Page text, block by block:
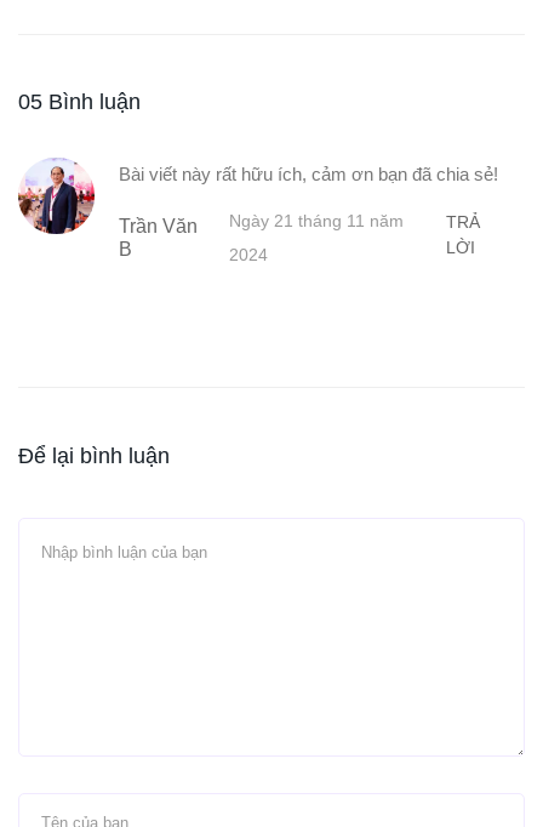
05 Bình luận
Bài viết này rất hữu ích, cảm ơn bạn đã chia sẻ!
Trần Văn
B
Ngày 21 tháng 11 năm
2024
TRẢ
LỜI
Để lại bình luận